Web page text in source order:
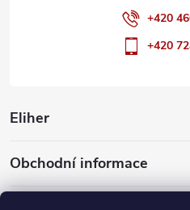
Eliher
Obchodní informace
+420
+420